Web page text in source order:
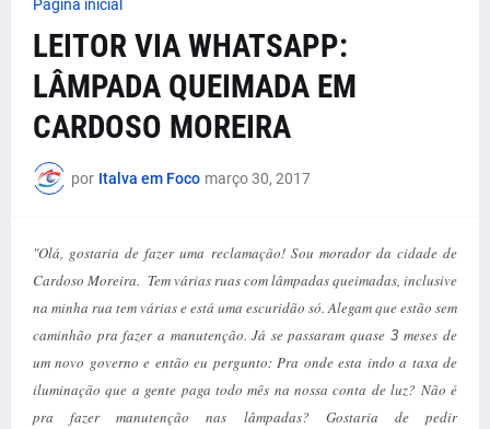
Página inicial
LEITOR VIA WHATSAPP:
LÂMPADA QUEIMADA EM
CARDOSO MOREIRA
por Italva em Foco março 30, 2017
"Olá, gostaria de fazer uma reclamação! Sou morador da cidade de
Cardoso Moreira. Tem várias ruas com lâmpadas queimadas, inclusive
na minha rua tem várias e está uma escuridão só. Alegam que estão sem
caminhão pra fazer a manutenção. Já se passaram quase 3meses de
um novo governo e então eu pergunto: Pra onde esta indo a taxa de
iluminação que a gente paga todo mês na nossa conta de luz? Não é
pra fazer manutenção nas lâmpadas? Gostaria de pedir